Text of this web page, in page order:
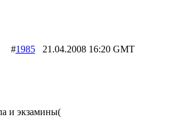
#198521.04.2008 16:20 GMT
и экзамины(